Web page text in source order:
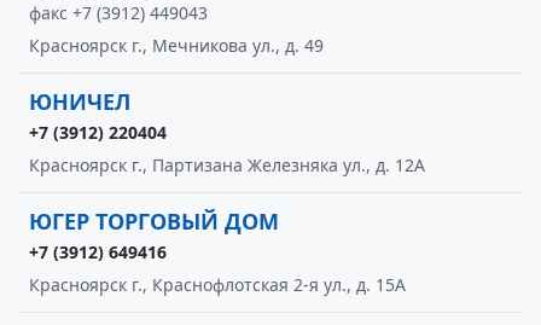
факс +7 (3912) 449043
Красноярск г., Мечникова ул., д. 49
ЮНИЧЕЛ
+7 (3912) 220404
Красноярск г., Партизана Железняка ул., д. 12А
ЮГЕР ТОРГОВЫЙ ДОМ
+7 (3912) 649416
Красноярск г., Краснофлотская 2-я ул., д. 15А